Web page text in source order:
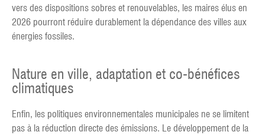
vers des dispositions sobres et renouvelables, les maires élus en
2026 pourront réduire durablement la dépendance des villes aux
énergies fossiles.
Nature en ville, adaptation et co-bénéfices
climatiques
Enfin, les politiques environnementales municipales ne se limitent
pas à la réduction directe des émissions. Le développement de la